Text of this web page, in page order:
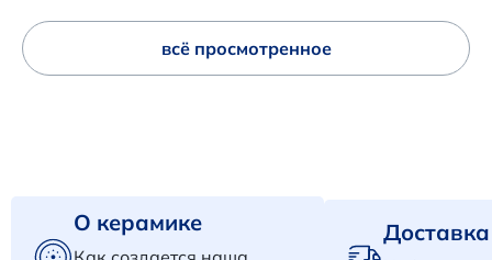
всё просмотренное
О керамике